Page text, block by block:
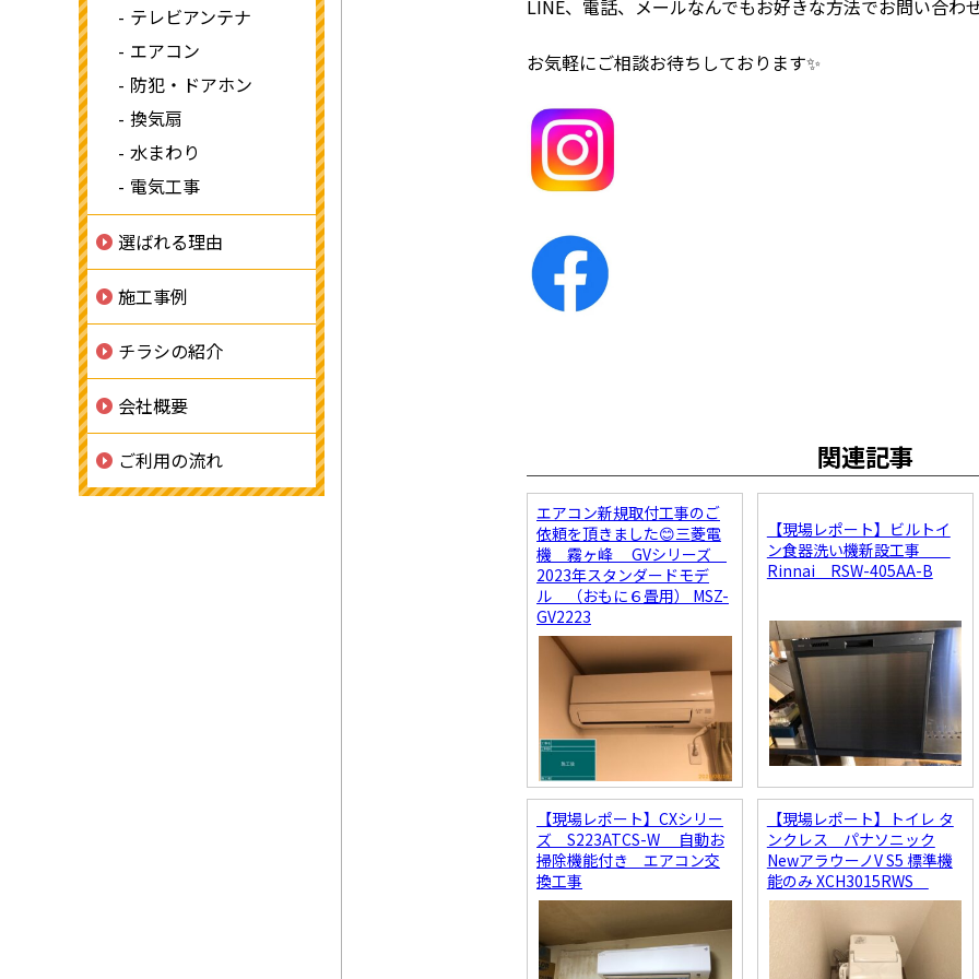
LINE、電話、メールなんでもお好きな方法でお問い合わ
お気軽にご相談お待ちしております✨
関連記事
エアコン新規取付工事のご
依頼を頂きました😊三菱電
機 霧ヶ峰 GVシリーズ
2023年スタンダードモデ
ル （おもに６畳用） MSZ-
GV2223
【現場レポート】ビルトイ
ン食器洗い機新設工事
Rinnai RSW-405AA-B
【現場レポート】CXシリー
ズ S223ATCS-W 自動お
掃除機能付き エアコン交
換工事
【現場レポート】トイレ タ
ンクレス パナソニック
NewアラウーノV S5 標準機
能のみ XCH3015RWS
テレビアンテナ
エアコン
防犯・ドアホン
換気扇
水まわり
電気工事
選ばれる理由
施工事例
チラシの紹介
会社概要
ご利用の流れ